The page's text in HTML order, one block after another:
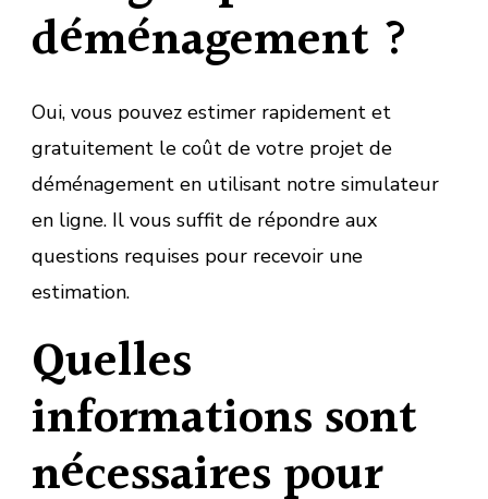
déménagement ?
Oui, vous pouvez estimer rapidement et
gratuitement le coût de votre projet de
déménagement en utilisant notre simulateur
en ligne. Il vous suffit de répondre aux
questions requises pour recevoir une
estimation.
Quelles
informations sont
nécessaires pour